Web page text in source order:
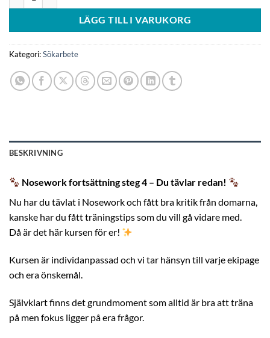
LÄGG TILL I VARUKORG
Kategori:Sökarbete
BESKRIVNING
Nosework fortsättning steg 4 – Du tävlar redan!
Nu har du tävlat i Nosework och fått bra kritik från domarna,
kanske har du fått träningstips som du vill gå vidare med.
Då är det här kursen för er!
Kursen är individanpassad och vi tar hänsyn till varje ekipage
och era önskemål.
Självklart finns det grundmoment som alltid är bra att träna
på men fokus ligger på era frågor.